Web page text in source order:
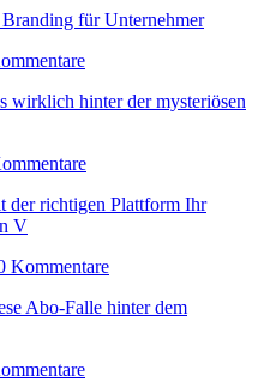
für Unternehmer
wirklich hinter der mysteriösen
der richtigen Plattform Ihr
V
Kommentare
Abo-Falle hinter dem